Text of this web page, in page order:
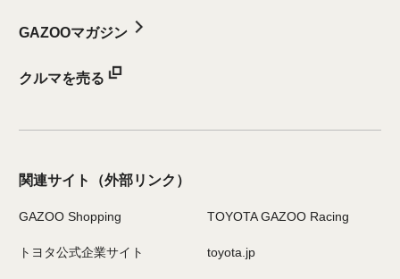
GAZOOマガジン
クルマを売る
関連サイト （外部リンク）
GAZOO Shopping TOYOTA GAZOO Racing
トヨタ公式企業サイト toyota.jp